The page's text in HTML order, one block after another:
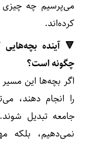
می‌پرسیم چه چیزی
کرده‌اند.
🔻 آینده
چگونه است؟
اگر بچه‌ها این
را انجام دهند،
جامعه تبدیل
نمی‌دهیم، بلکه